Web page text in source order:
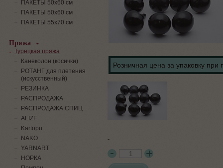
Розничная цена за упаковку при
-
ПАКЕТЫ 50х60 см
ПАКЕТЫ 50х60 см
ПАКЕТЫ 55х70 см
Пряжа
Турецкая пряжа
Канеколон (косички)
РОТАНГ для плетения
(искусственный)
PЕЗИНКА
РАСПРОДАЖА
РАСПРОДАЖА СПИЦ
ALIZE
Kartopu
NAKO
YARNART
НОРКА